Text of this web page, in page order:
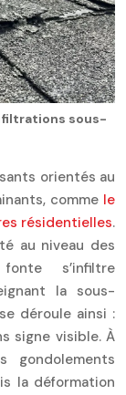
sous-
orientés au
comme le
résidentielles.
au niveau des
s’infiltre
la sous-
déroule ainsi :
signe visible. À
gondolements
la déformation